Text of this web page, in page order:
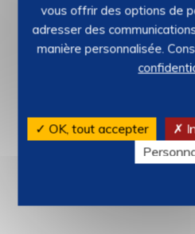
vous offrir des options de
adresser des
manière personnalisée.
✓ OK, tout accepter
✗